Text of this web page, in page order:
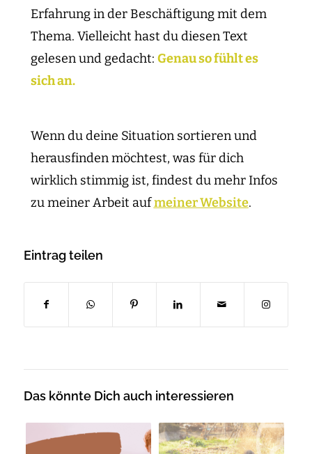
Erfahrung in der Beschäftigung mit dem
Thema. Vielleicht hast du diesen Text
gelesen und gedacht: Genau so fühlt es
sich an.
Wenn du deine Situation sortieren und
herausfinden möchtest, was für dich
wirklich stimmig ist, findest du mehr Infos
zu meiner Arbeit aufmeiner Website.
Eintrag teilen
Das könnte Dich auch interessieren